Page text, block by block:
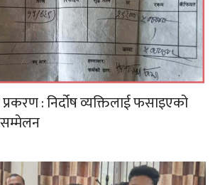
: निर्दोष व्यक्तिलाई फसाइएको
सम्मेलन